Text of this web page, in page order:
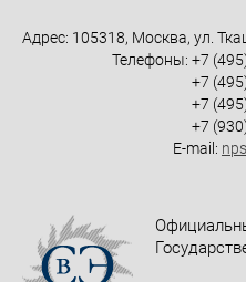
Адрес: 105318, Москва, ул.
Телефоны: +7
+7
+7
+7
E-mail: